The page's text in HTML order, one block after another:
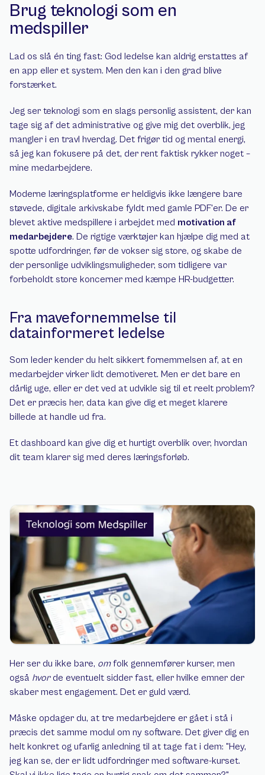
Brug teknologi som en
medspiller
Lad os slå én ting fast: God ledelse kan aldrig erstattes af
en app eller et system. Men den kan i den grad blive
forstærket.
Jeg ser teknologi som en slags personlig assistent, der kan
tage sig af det administrative og give mig det overblik, jeg
mangler i en travl hverdag. Det frigør tid og mental energi,
så jeg kan fokusere på det, der rent faktisk rykker noget –
mine medarbejdere.
Moderne læringsplatforme er heldigvis ikke længere bare
støvede, digitale arkivskabe fyldt med gamle PDF'er. De er
blevet aktive medspillere i arbejdet med motivation af
medarbejdere. De rigtige værktøjer kan hjælpe dig med at
spotte udfordringer, før de vokser sig store, og skabe de
der personlige udviklingsmuligheder, som tidligere var
forbeholdt store koncerner med kæmpe HR-budgetter.
Fra mavefornemmelse til
datainformeret ledelse
Som leder kender du helt sikkert fornemmelsen af, at en
medarbejder virker lidt demotiveret. Men er det bare en
dårlig uge, eller er det ved at udvikle sig til et reelt problem?
Det er præcis her, data kan give dig et meget klarere
billede at handle ud fra.
Et dashboard kan give dig et hurtigt overblik over, hvordan
dit team klarer sig med deres læringsforløb.
Her ser du ikke bare, om folk gennemfører kurser, men
også hvor de eventuelt sidder fast, eller hvilke emner der
skaber mest engagement. Det er guld værd.
Måske opdager du, at tre medarbejdere er gået i stå i
præcis det samme modul om ny software. Det giver dig en
helt konkret og ufarlig anledning til at tage fat i dem: "Hey,
jeg kan se, der er lidt udfordringer med software-kurset.